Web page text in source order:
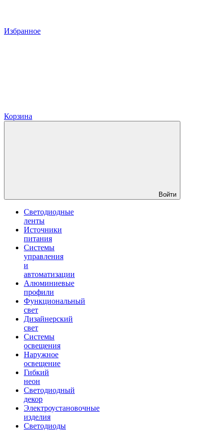
Избранное
Корзина
Войти
Светодиодные
ленты
Источники
питания
Системы
управления
и
автоматизации
Алюминиевые
профили
Функциональный
свет
Дизайнерский
свет
Системы
освещения
Наружное
освещение
Гибкий
неон
Светодиодный
декор
Электроустановочные
изделия
Светодиоды